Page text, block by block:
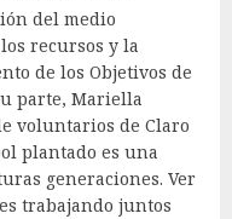
del medio
recursos y la
de los Objetivos de
parte, Mariella
voluntarios de Claro
plantado es una
generaciones. Ver
trabajando juntos